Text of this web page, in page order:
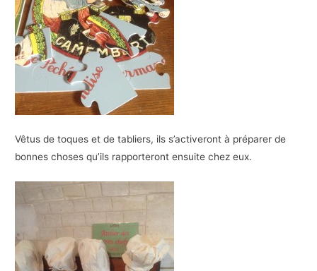
Vêtus de toques et de tabliers, ils s’activeront à préparer de
bonnes choses qu’ils rapporteront ensuite chez eux.